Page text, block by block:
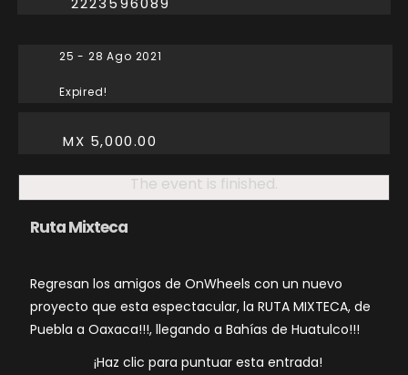
25 - 28 Ago 2021
Expired!
MX 5,000.00
The event is finished.
Ruta Mixteca
Regresan los amigos de OnWheels con un nuevo
proyecto que esta espectacular, la RUTA MIXTECA, de
Puebla a Oaxaca!!!, llegando a Bahías de Huatulco!!!
¡Haz clic para puntuar esta entrada!